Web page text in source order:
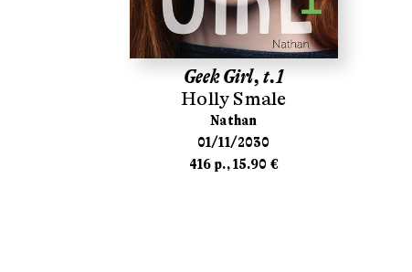
Geek Girl, t.1
Holly Smale
Nathan
01/11/2030
416 p., 15.90 €